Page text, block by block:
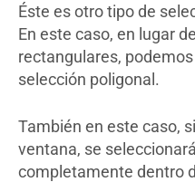
Éste es otro tipo de
En este caso, en lugar
rectangulares,
selección poligonal.
También en este caso,
ventana, se
completamente dentro